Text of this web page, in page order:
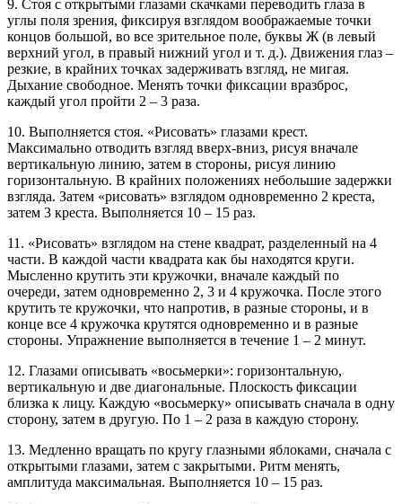
9. Стоя с открытыми глазами скачками переводить глаза в
углы поля зрения, фиксируя взглядом воображаемые точки
концов большой, во все зрительное поле, буквы Ж (в левый
верхний угол, в правый нижний угол и т. д.). Движения глаз –
резкие, в крайних точках задерживать взгляд, не мигая.
Дыхание свободное. Менять точки фиксации вразброс,
каждый угол пройти 2 – 3 раза.
10. Выполняется стоя. «Рисовать» глазами крест.
Максимально отводить взгляд вверх-вниз, рисуя вначале
вертикальную линию, затем в стороны, рисуя линию
горизонтальную. В крайних положениях небольшие задержки
взгляда. Затем «рисовать» взглядом одновременно 2 креста,
затем 3 креста. Выполняется 10 – 15 раз.
11. «Рисовать» взглядом на стене квадрат, разделенный на 4
части. В каждой части квадрата как бы находятся круги.
Мысленно крутить эти кружочки, вначале каждый по
очереди, затем одновременно 2, 3 и 4 кружочка. После этого
крутить те кружочки, что напротив, в разные стороны, и в
конце все 4 кружочка крутятся одновременно и в разные
стороны. Упражнение выполняется в течение 1 – 2 минут.
12. Глазами описывать «восьмерки»: горизонтальную,
вертикальную и две диагональные. Плоскость фиксации
близка к лицу. Каждую «восьмерку» описывать сначала в одну
сторону, затем в другую. По 1 – 2 раза в каждую сторону.
13. Медленно вращать по кругу глазными яблоками, сначала с
открытыми глазами, затем с закрытыми. Ритм менять,
амплитуда максимальная. Выполняется 10 – 15 раз.